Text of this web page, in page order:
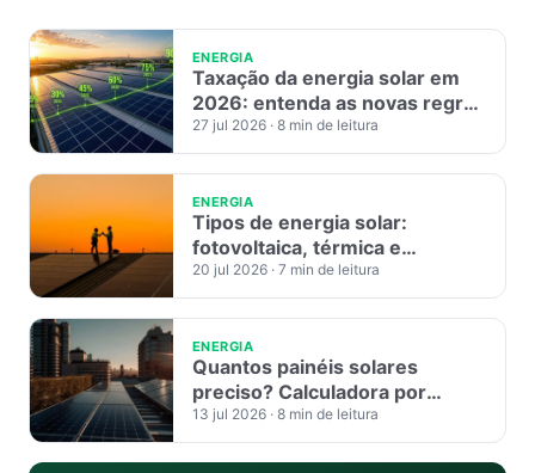
ENERGIA
Taxação da energia solar em
2026: entenda as novas regras
e os impactos da Lei 14.300
27 jul 2026 · 8 min de leitura
ENERGIA
Tipos de energia solar:
fotovoltaica, térmica e
heliotérmica
20 jul 2026 · 7 min de leitura
ENERGIA
Quantos painéis solares
preciso? Calculadora por
consumo
13 jul 2026 · 8 min de leitura